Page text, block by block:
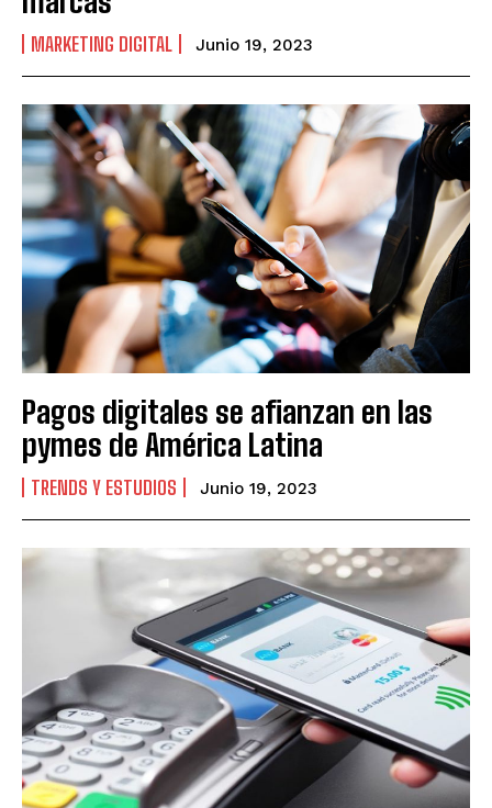
MARKETING DIGITAL Junio 19, 2023
Pagos digitales se afianzan en las
pymes de América Latina
TRENDS Y ESTUDIOS Junio 19, 2023